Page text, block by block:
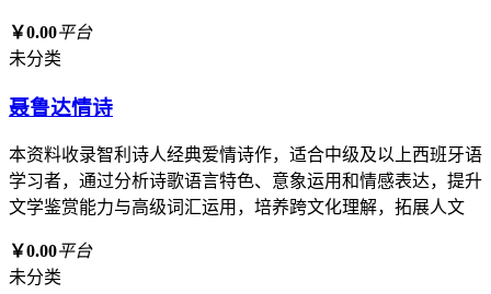
￥0.00平台
未分类
聂鲁达情诗
本资料收录智利诗人经典爱情诗作，适合中级及以上西班牙语
学习者，通过分析诗歌语言特色、意象运用和情感表达，提升
文学鉴赏能力与高级词汇运用，培养跨文化理解，拓展人文
￥0.00平台
未分类